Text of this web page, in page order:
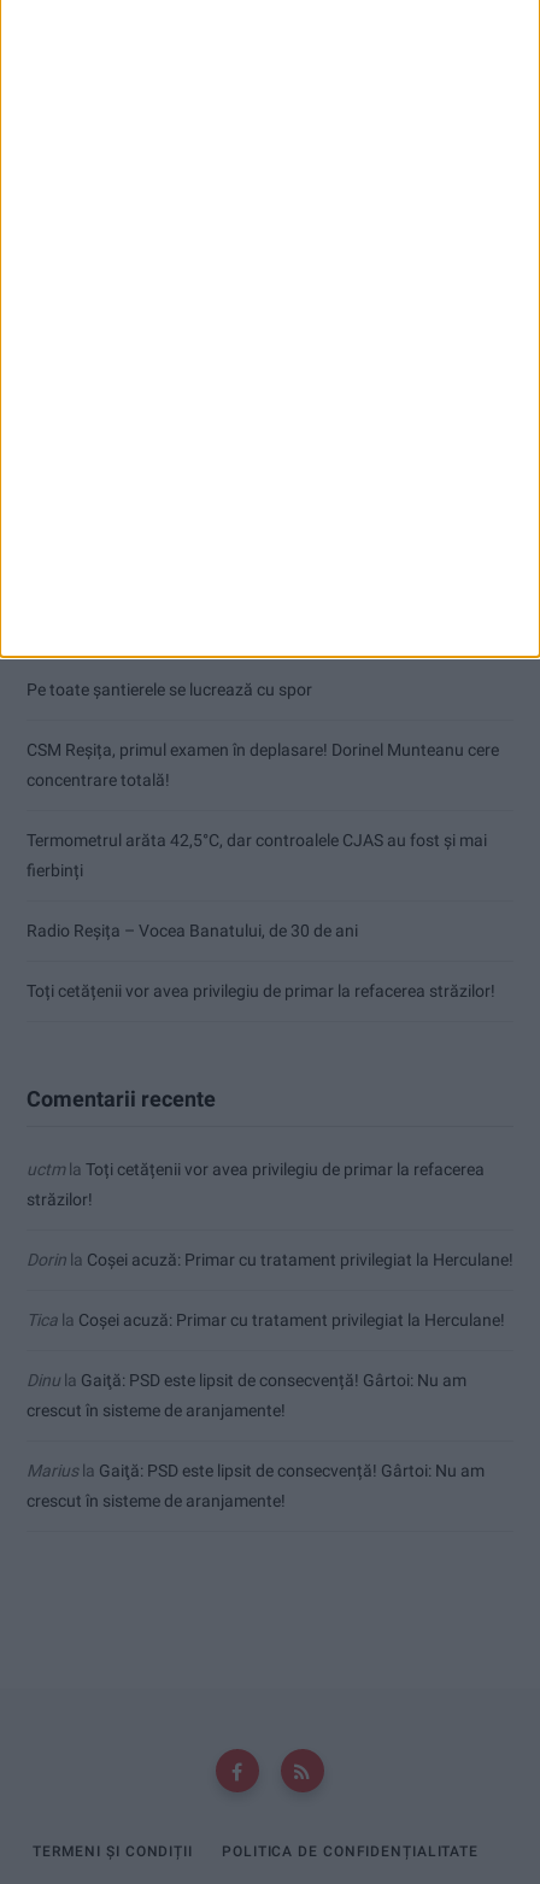
Pe toate șantierele se lucrează cu spor
CSM Reșița, primul examen în deplasare! Dorinel Munteanu cere
concentrare totală!
Termometrul arăta 42,5°C, dar controalele CJAS au fost și mai
fierbinți
Radio Reșița – Vocea Banatului, de 30 de ani
Toți cetățenii vor avea privilegiu de primar la refacerea străzilor!
Comentarii recente
uctmla Toți cetățenii vor avea privilegiu de primar la refacerea
străzilor!
Dorin la Coșei acuză: Primar cu tratament privilegiat la Herculane!
Tica la Coșei acuză: Primar cu tratament privilegiat la Herculane!
Dinu la Gaiţă: PSD este lipsit de consecvență! Gârtoi: Nu am
crescut în sisteme de aranjamente!
Mariusla Gaiţă: PSD este lipsit de consecvență! Gârtoi: Nu am
crescut în sisteme de aranjamente!
TERMENI ȘI CONDIȚII POLITICA DE CONFIDENȚIALITATE